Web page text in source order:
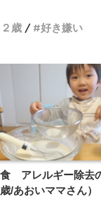
２歳 好き嫌い
アレルギー除去
歳/あおいママさん